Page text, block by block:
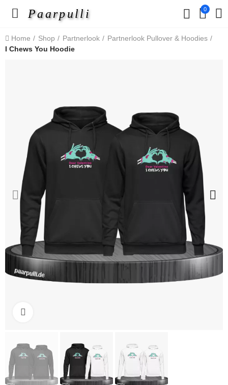
Paarpulli 0
Home Shop Partnerlook
Partnerlook Pullover & Hoodies
I Chews You Hoodie